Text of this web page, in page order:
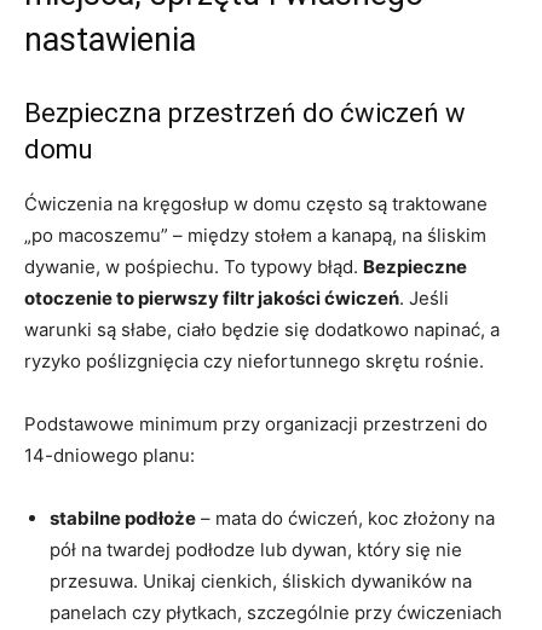
nastawienia
Bezpieczna przestrzeń do ćwiczeń w
domu
Ćwiczenia na kręgosłup w domu często są traktowane
„po macoszemu” – między stołem a kanapą, na śliskim
dywanie, w pośpiechu. To typowy błąd. Bezpieczne
otoczenie to pierwszy filtr jakości ćwiczeń. Jeśli
warunki są słabe, ciało będzie się dodatkowo napinać, a
ryzyko poślizgnięcia czy niefortunnego skrętu rośnie.
Podstawowe minimum przy organizacji przestrzeni do
14-dniowego planu:
stabilne podłoże – mata do ćwiczeń, koc złożony na
pół na twardej podłodze lub dywan, który się nie
przesuwa. Unikaj cienkich, śliskich dywaników na
panelach czy płytkach, szczególnie przy ćwiczeniach